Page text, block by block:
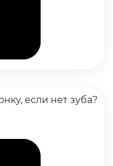
если нет зуба?